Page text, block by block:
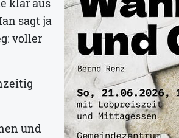
klar aus
sagt ja
voller
und